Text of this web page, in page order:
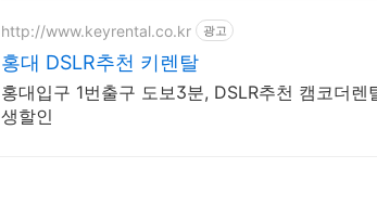
http://www.keyrental.co.kr 광고
홍대 DSLR추천 키렌탈
홍대입구 1번출구 도보3분, DSLR추천 캠코더
생할인